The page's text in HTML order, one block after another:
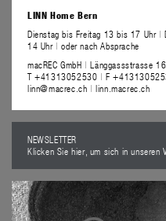
LINN Home Bern
Dienstag bis Freitag 13 bis 17 Uhr |
14 Uhr | oder nach Absprache
macREC GmbH | Länggassstrasse
T +41313052530 | F
linn@macrec.ch | linn.macrec.ch
NEWSLETTER
Klicken Sie hier, um sich in unseren